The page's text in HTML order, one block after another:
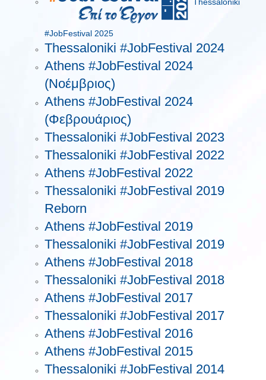
Thessaloniki
#JobFestival 2025
Thessaloniki #JobFestival 2024
Athens #JobFestival 2024
(Νοέμβριος)
Athens #JobFestival 2024
(Φεβρουάριος)
Thessaloniki #JobFestival 2023
Thessaloniki #JobFestival 2022
Athens #JobFestival 2022
Thessaloniki #JobFestival 2019
Reborn
Athens #JobFestival 2019
Thessaloniki #JobFestival 2019
Athens #JobFestival 2018
Thessaloniki #JobFestival 2018
Athens #JobFestival 2017
Τhessaloniki #JobFestival 2017
Athens #JobFestival 2016
Athens #JobFestival 2015
Thessaloniki #JobFestival 2014